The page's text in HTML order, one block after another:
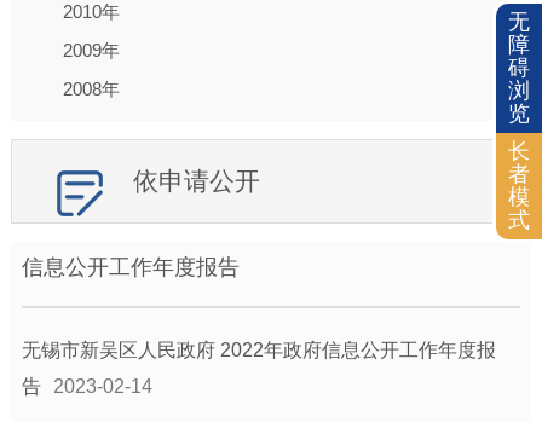
无
障
碍
浏
览
长
者
模
式
2010年
2009年
2008年
依申请公开
信息公开工作年度报告
无锡市新吴区人民政府 2022年政府信息公开工作年度报
告
2023-02-14